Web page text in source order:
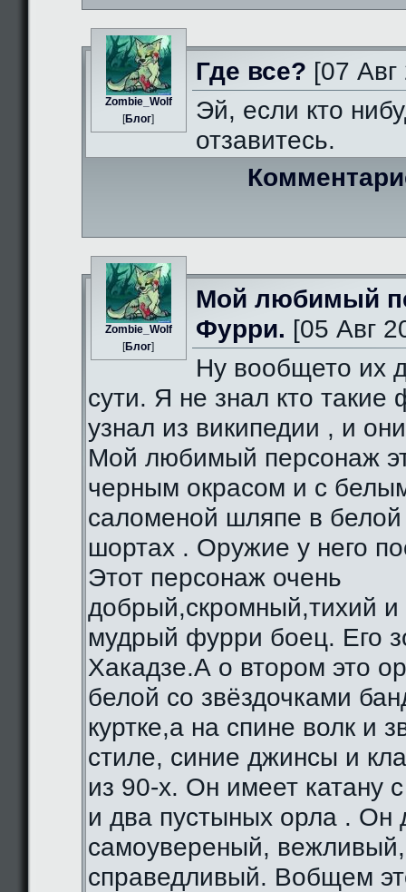
Zombie_Wolf
[Блог]
Где все? [07
Эй, если кто
отзавитесь.
Zombie_Wolf
[Блог]
Мой любимый
Фурри. [05 Авг
Ну вообщето их
сути. Я не знал кто такие
узнал из википедии , и
Мой любимый персонаж
черным окрасом и с
саломеной шляпе в
шортах . Оружие у него
Этот персонаж очень
добрый,скромный,тихий и
мудрый фурри боец. Его
Хакадзе.А о втором это
белой со звёздочками
куртке,а на спине волк и
стиле, синие джинсы и
из 90-х. Он имеет катану
и два пустыных орла . Он
самоувереный,
справедливый. Вобщем